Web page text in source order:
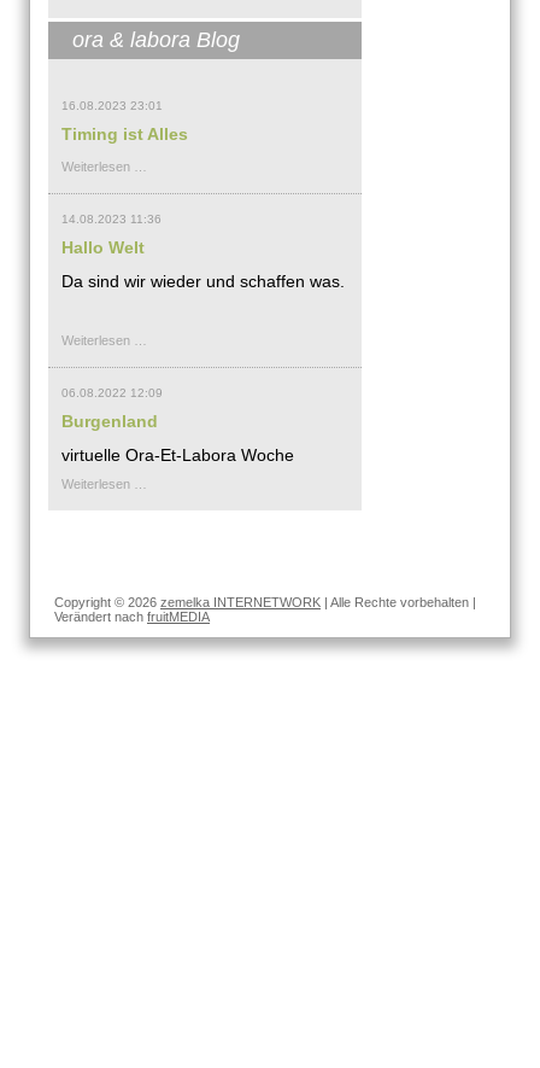
ora & labora Blog
16.08.2023 23:01
Timing ist Alles
Weiterlesen …
Alles
14.08.2023 11:36
Hallo Welt
Da sind wir wieder und schaffen was.
Weiterlesen …
06.08.2022 12:09
Burgenland
virtuelle Ora-Et-Labora Woche
Weiterlesen …
Copyright © 2026 zemelka INTERNETWORK | Alle Rechte vorbehalten |
Verändert nach fruitMEDIA